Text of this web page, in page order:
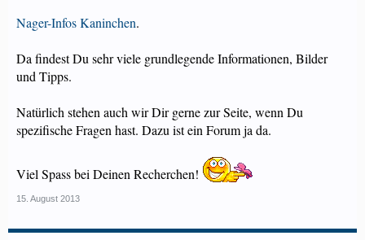
Nager-Infos Kaninchen.
Da findest Du sehr viele grundlegende Informationen, Bilder
und Tipps.
Natürlich stehen auch wir Dir gerne zur Seite, wenn Du
spezifische Fragen hast. Dazu ist ein Forum ja da.
Viel Spass bei Deinen Recherchen!
15. August 2013